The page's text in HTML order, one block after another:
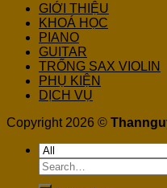
GIỚI THIỆU
KHOÁ HỌC
PIANO
GUITAR
TRỐNG SAX VIOLIN
PHỤ KIỆN
DỊCH VỤ
Copyright 2026 ©
Search
for: